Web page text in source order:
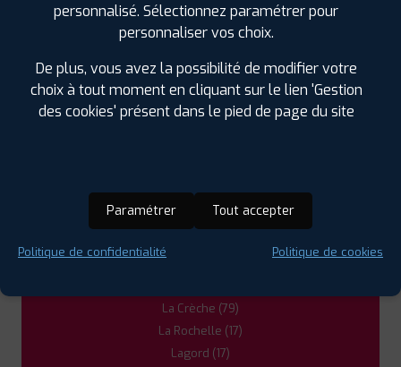
PROFIL PLUSLES ESSARTS
PARC D'ACTIVITES LA MONGIE VENDEOPOLE
85140 ESSARTS EN BOCAGE
PROFIL PLUSPARTHENAY
LES GARAGES PROFIL PLUS
DANS LES VILLES À PROXIMITÉ
Chantonnay (85)
Chauray (79)
La Crèche (79)
La Rochelle (17)
Lagord (17)
personnalisé. Sélectionnez paramétrer pour
personnaliser vos choix.
De plus, vous avez la possibilité de modifier votre
choix à tout moment en cliquant sur le lien 'Gestion
des cookies' présent dans le pied de page du site
Paramétrer Tout accepter
Politique de confidentialité Politique de cookies